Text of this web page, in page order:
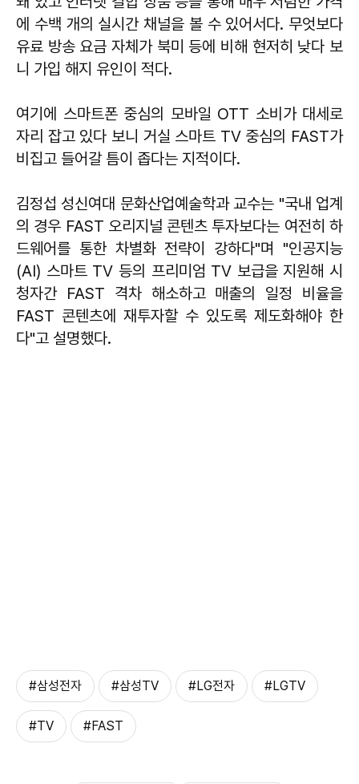
에 수백 개의 실시간 채널을 볼 수 있어서다. 무엇보다
유료 방송 요금 자체가 북미 등에 비해 현저히 낮다 보
니 가입 해지 유인이 적다.
여기에 스마트폰 중심의 모바일 OTT 소비가 대세로
자리 잡고 있다 보니 거실 스마트 TV 중심의 FAST가
비집고 들어갈 틈이 좁다는 지적이다.
김정섭 성신여대 문화산업예술학과 교수는 "국내 업계
의 경우 FAST 오리지널 콘텐츠 투자보다는 여전히 하
드웨어를 통한 차별화 전략이 강하다"며 "인공지능
(AI) 스마트 TV 등의 프리미엄 TV 보급을 지원해 시
청자간 FAST 격차 해소하고 매출의 일정 비율을
FAST 콘텐츠에 재투자할 수 있도록 제도화해야 한
다"고 설명했다.
#삼성전자 #삼성TV #LG전자 #LGTV
#TV #FAST